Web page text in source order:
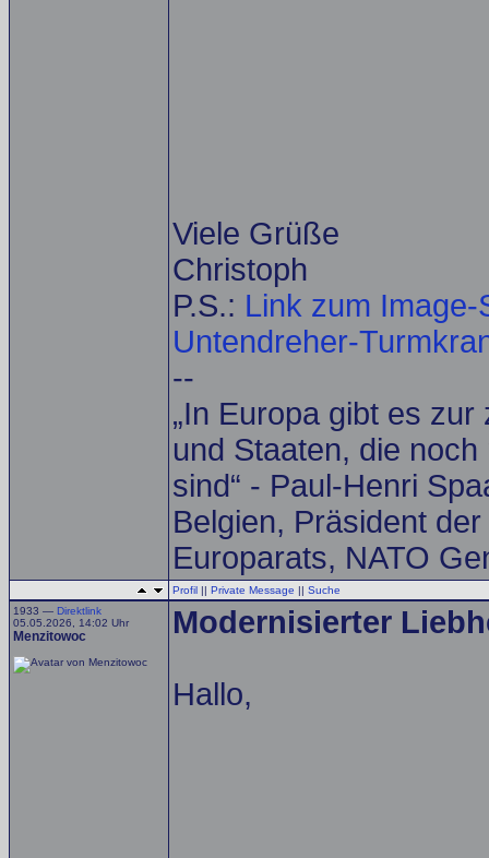
Viele Grüße
Christoph
P.S.: Link zum
Untendreher-
--
„In Europa gibt es
und Staaten, die
sind“ - Paul-Henri
Belgien, Präsident
Europarats, NATO
Profil || Private Message || Suche
1933 — Direktlink
05.05.2026, 14:02 Uhr
Menzitowoc Modernisierter
Hallo,